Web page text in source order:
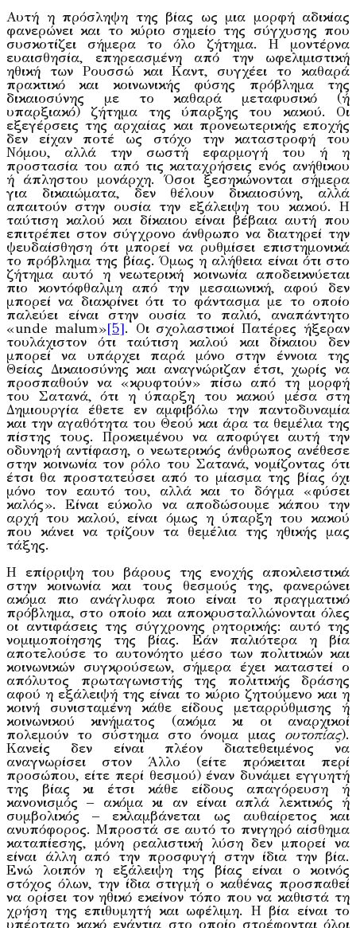
Αυτή η πρόσληψη της βίας ως μια μορφή αδικίας
φανερώνει και το κύριο σημείο της σύγχυσης που
συσκοτίζει σήμερα το όλο ζήτημα. Η μοντέρνα
ευαισθησία, επηρεασμένη από την ωφελιμιστική
ηθική των Ρουσσώ και Καντ, συγχέει το καθαρά
πρακτικό και κοινωνικής φύσης πρόβλημα της
δικαιοσύνης με το καθαρά μεταφυσικό (ή
υπαρξιακό) ζήτημα της ύπαρξης του κακού. Οι
εξεγέρσεις της αρχαίας και προνεωτερικής εποχής
δεν είχαν ποτέ ως στόχο την καταστροφή του
Νόμου, αλλά την σωστή εφαρμογή του ή η
προστασία του από τις καταχρήσεις ενός ανήθικου
ή άπληστου μονάρχη. Όσοι ξεσηκώνονται σήμερα
για δικαιώματα, δεν θέλουν δικαιοσύνη, αλλά
απαιτούν στην ουσία την εξάλειψη του κακού. Η
ταύτιση καλού και δίκαιου είναι βέβαια αυτή που
επιτρέπει στον σύγχρονο άνθρωπο να διατηρεί την
ψευδαίσθηση ότι μπορεί να ρυθμίσει επιστημονικά
το πρόβλημα της βίας. Όμως η αλήθεια είναι ότι στο
ζήτημα αυτό η νεωτερική κοινωνία αποδεικνύεται
πιο κοντόφθαλμη από την μεσαιωνική, αφού δεν
μπορεί να διακρίνει ότι το φάντασμα με το οποίο
παλεύει είναι στην ουσία το παλιό, αναπάντητο
«unde malum»[5]. Οι σχολαστικοί Πατέρες ήξεραν
τουλάχιστον ότι ταύτιση καλού και δίκαιου δεν
μπορεί να υπάρχει παρά μόνο στην έννοια της
Θείας Δικαιοσύνης και αναγνώριζαν έτσι, χωρίς να
προσπαθούν να «κρυφτούν» πίσω από τη μορφή
του Σατανά, ότι η ύπαρξη του κακού μέσα στη
Δημιουργία έθετε εν αμφιβόλω την παντοδυναμία
και την αγαθότητα του Θεού και άρα τα θεμέλια της
πίστης τους. Προκειμένου να αποφύγει αυτή την
οδυνηρή αντίφαση, ο νεωτερικός άνθρωπος ανέθεσε
στην κοινωνία τον ρόλο του Σατανά, νομίζοντας ότι
έτσι θα προστατεύσει από το μίασμα της βίας όχι
μόνο τον εαυτό του, αλλά και το δόγμα «φύσει
καλός». Είναι εύκολο να αποδώσουμε κάπου την
αρχή του καλού, είναι όμως η ύπαρξη του κακού
που κάνει να τρίζουν τα θεμέλια της ηθικής μας
τάξης.
Η επίρριψη του βάρους της ενοχής αποκλειστικά
στην κοινωνία και τους θεσμούς της, φανερώνει
ακόμα πιο ανάγλυφα ποιο είναι το πραγματικό
πρόβλημα, στο οποίο και αποκρυσταλλώνονται όλες
οι αντιφάσεις της σύγχρονης ρητορικής: αυτό της
νομιμοποίησης της βίας. Εάν παλιότερα η βία
αποτελούσε το αυτονόητο μέσο των πολιτικών και
κοινωνικών συγκρούσεων, σήμερα έχει καταστεί ο
απόλυτος πρωταγωνιστής της πολιτικής δράσης
αφού η εξάλειψή της είναι το κύριο ζητούμενο και η
κοινή συνισταμένη κάθε είδους μεταρρύθμισης ή
κοινωνικού κινήματος (ακόμα κι οι αναρχικοί
πολεμούν το σύστημα στο όνομα μιας ουτοπίας).
Κανείς δεν είναι πλέον διατεθειμένος να
αναγνωρίσει στον Άλλο (είτε πρόκειται περί
προσώπου, είτε περί θεσμού) έναν δυνάμει εγγυητή
της βίας κι έτσι κάθε είδους απαγόρευση ή
κανονισμός – ακόμα κι αν είναι απλά λεκτικός ή
συμβολικός – εκλαμβάνεται ως αυθαίρετος και
ανυπόφορος. Μπροστά σε αυτό το πνιγηρό αίσθημα
καταπίεσης, μόνη ρεαλιστική λύση δεν μπορεί να
είναι άλλη από την προσφυγή στην ίδια την βία.
Ενώ λοιπόν η εξάλειψη της βίας είναι ο κοινός
στόχος όλων, την ίδια στιγμή ο καθένας προσπαθεί
να ορίσει τον ηθικό εκείνον τόπο που να καθιστά τη
χρήση της επιθυμητή και ωφέλιμη. Η βία είναι το
υπέρτατο κακό ενάντια στο οποίο στρέφονται όλοι